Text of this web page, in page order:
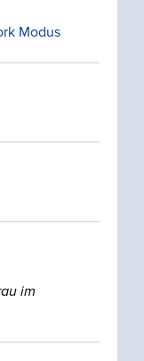
Modus
im